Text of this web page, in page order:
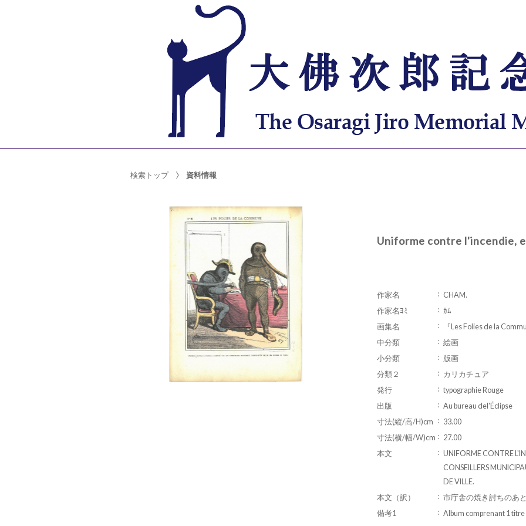
検索トップ 資料情報
Uniforme contre l'incendie,
作家名
CHAM.
作家名ﾖﾐ
ｶﾑ
画集名
『Les Folies de la
中分類
絵画
小分類
版画
分類２
カリカチュア
発行
typographie Rouge
出版
Au bureau del'Éclipse
寸法(縦/高/H)cm
33.00
寸法(横/幅/W)cm
27.00
本文
UNIFORME CONTRE
CONSEILLERS
DE VILLE.
本文（訳）
市庁舎の焼き討ちのあ
備考1
Album comprenant 1 titre